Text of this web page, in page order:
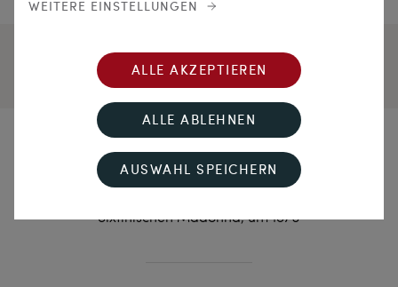
Himmlisch
Sixtinischen Madonna, um 1870
WEITERE EINSTELLUNGEN
ALLE AKZEPTIEREN
ALLE ABLEHNEN
AUSWAHL SPEICHERN